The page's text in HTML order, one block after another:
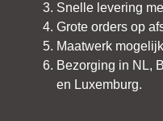
Snelle levering
Grote orders op
Maatwerk mogelijk
Bezorging in NL,
en Luxemburg.